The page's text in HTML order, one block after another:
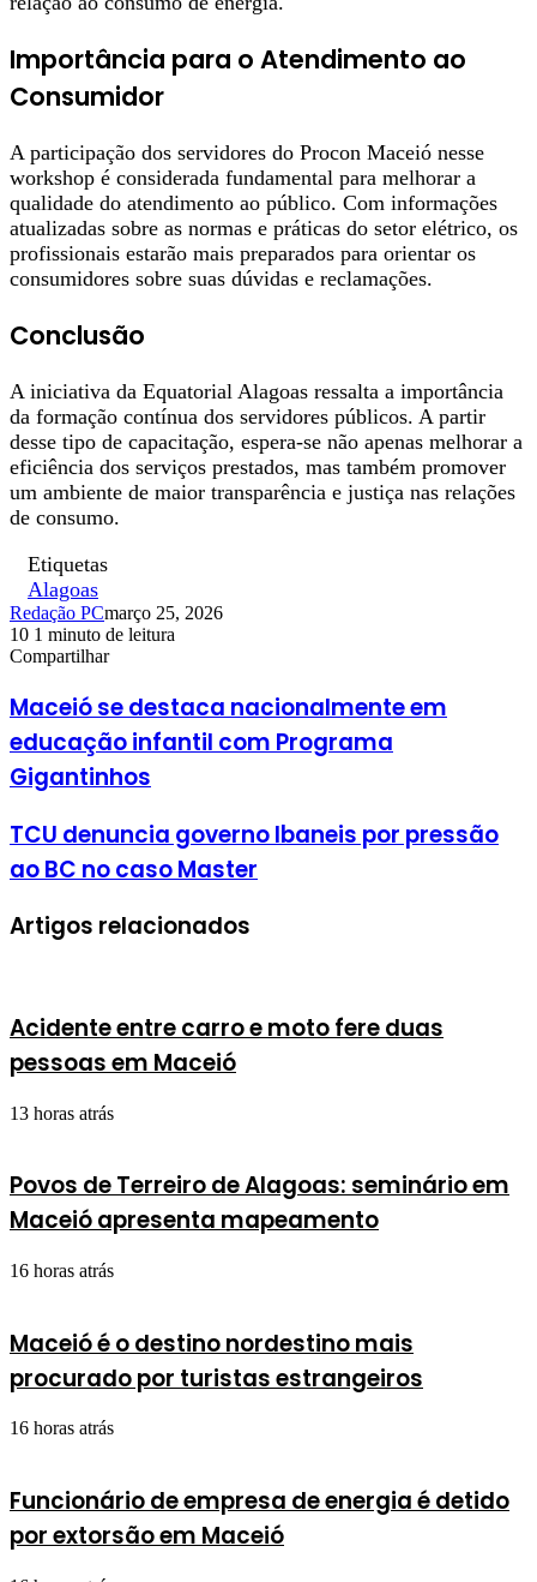
Importância para o Atendimento ao
Consumidor
A participação dos servidores do Procon Maceió nesse
workshop é considerada fundamental para melhorar a
qualidade do atendimento ao público. Com informações
atualizadas sobre as normas e práticas do setor elétrico, os
profissionais estarão mais preparados para orientar os
consumidores sobre suas dúvidas e reclamações.
Conclusão
A iniciativa da Equatorial Alagoas ressalta a importância
da formação contínua dos servidores públicos. A partir
desse tipo de capacitação, espera-se não apenas melhorar a
eficiência dos serviços prestados, mas também promover
um ambiente de maior transparência e justiça nas relações
de consumo.
Etiquetas
Alagoas
Redação PCmarço 25, 2026
10 1 minuto de leitura
Facebook
X
Linkedin
Pinterest
WhatsApp
Telegram
Compartilhar
Maceió se destaca nacionalmente em
educação infantil com Programa
Gigantinhos
TCU denuncia governo Ibaneis por pressão
ao BC no caso Master
Artigos relacionados
Acidente entre carro e moto fere duas
pessoas em Maceió
13 horas atrás
Povos de Terreiro de Alagoas: seminário em
Maceió apresenta mapeamento
16 horas atrás
Maceió é o destino nordestino mais
procurado por turistas estrangeiros
16 horas atrás
Funcionário de empresa de energia é detido
por extorsão em Maceió